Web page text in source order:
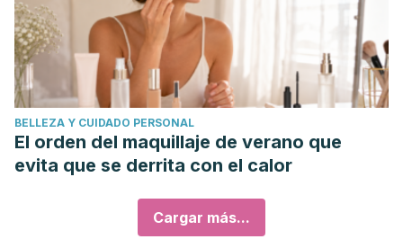
BELLEZA Y CUIDADO PERSONAL
El orden del maquillaje de verano que
evita que se derrita con el calor
Cargar más...